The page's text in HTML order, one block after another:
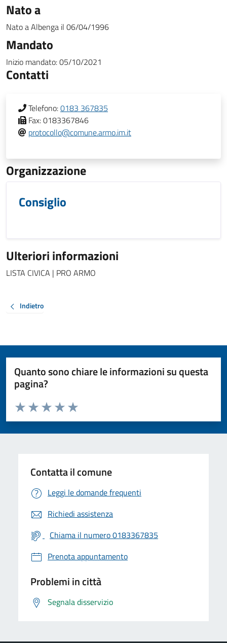
Nato a
Nato aAlbenga il 06/04/1996
Mandato
Inizio mandato:05/10/2021
Contatti
Telefono:0183 367835
Fax:0183367846
protocollo@comune.armo.im.it
Organizzazione
Consiglio
Ulteriori informazioni
LISTA CIVICA | PRO ARMO
Indietro
Quanto sono chiare le informazioni su questa
pagina?
Valuta da 1 a 5 stelle la pagina
Valuta 5 stelle su 5
Valuta 4 stelle su 5
Valuta 3 stelle su 5
Valuta 2 stelle su 5
Valuta 1 stelle su 5
Contatta il comune
Leggi le domande frequenti
Richiedi assistenza
Chiama il numero 0183367835
Prenota appuntamento
Problemi in città
Segnala disservizio